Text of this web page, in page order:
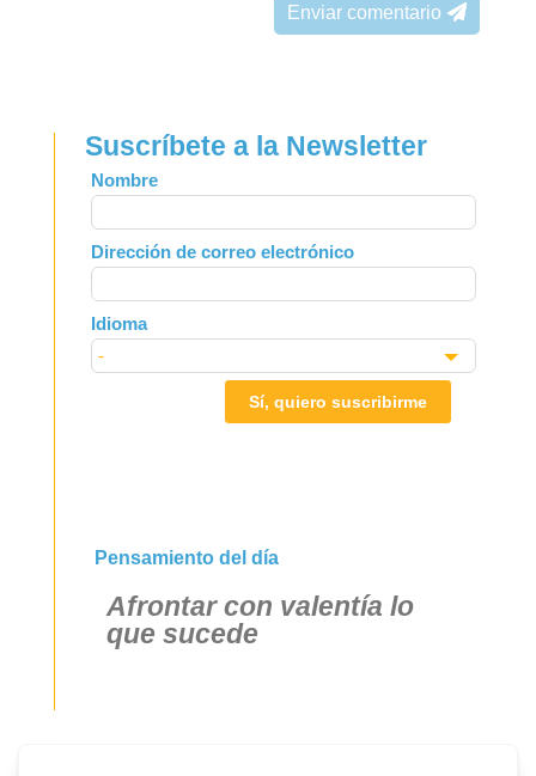
Enviar comentario
Suscríbete a la Newsletter
Leave
this
field
blank
Nombre
Dirección de correo electrónico
Idioma
Sí, quiero suscribirme
Pensamiento del día
Afrontar con valentía lo
que sucede